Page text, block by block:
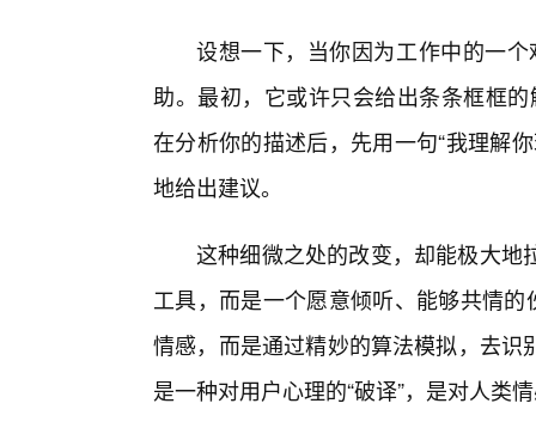
设想一下，当你因为工作中的一
助。最初，它或许只会给出条条框框
在分析你的描述后，先用一句“我理解
地给出建议。
这种细微之处的改变，却能极大地
工具，而是一个愿意倾听、能够共情
情感，而是通过精妙的算法模拟，去
是一种对用户心理的“破译”，是对人类